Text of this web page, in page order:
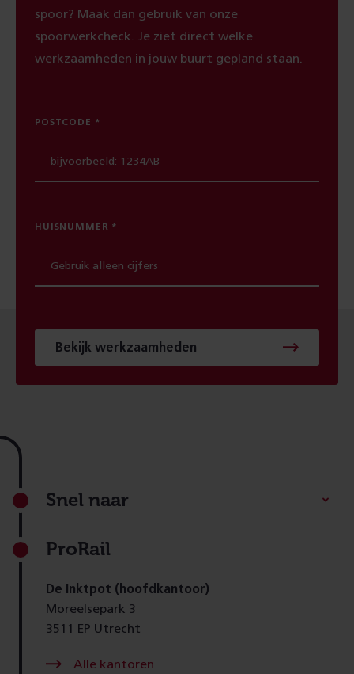
spoor? Maak dan gebruik van onze
spoorwerkcheck. Je ziet direct welke
werkzaamheden in jouw buurt gepland staan.
POSTCODE
HUISNUMMER
Bekijk werkzaamheden
Footer
Snel naar
ProRail
De Inktpot (hoofdkantoor)
Moreelsepark 3
3511 EP Utrecht
Alle kantoren